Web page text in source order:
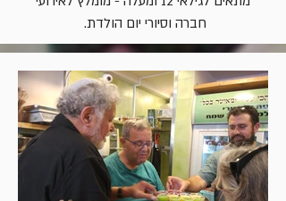
חברה וסיורי יום הולדת.